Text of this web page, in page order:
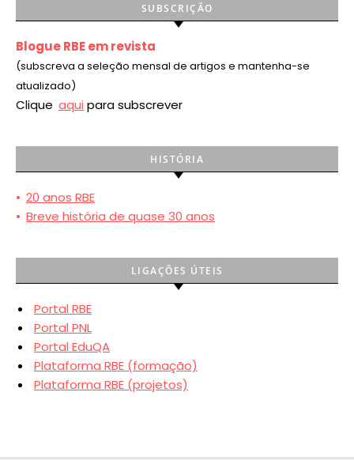
SUBSCRIÇÃO
Blogue RBE em revista
(subscreva a seleção mensal de artigos e mantenha-se
atualizado)
Clique aqui para subscrever
HISTÓRIA
• 20 anos RBE
• Breve história de quase 30 anos
LIGAÇÕES ÚTEIS
Portal RBE
Portal PNL
Portal EduQA
Plataforma RBE (formação)
Plataforma RBE (projetos)